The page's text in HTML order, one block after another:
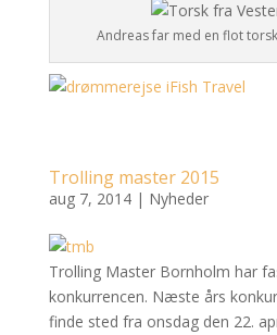
Andreas far med en flot
Trolling master 2015
aug 7, 2014| Nyheder
Trolling Master Bornholm har
konkurrencen. Næste års
finde sted fra onsdag den 22.